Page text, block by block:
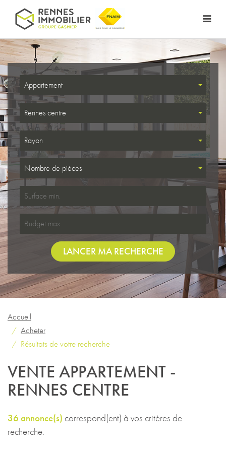
Appartement
Rennes centre
Rayon
Nombre de pièces
LANCER MA RECHERCHE
Accueil
Acheter
Résultats de votre recherche
VENTE APPARTEMENT -
RENNES CENTRE
36 annonce(s) correspond(ent) à vos critères de
recherche.